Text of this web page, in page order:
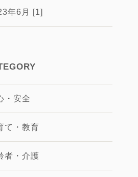
年6月 [1]
・安全
て・教育
者・介護